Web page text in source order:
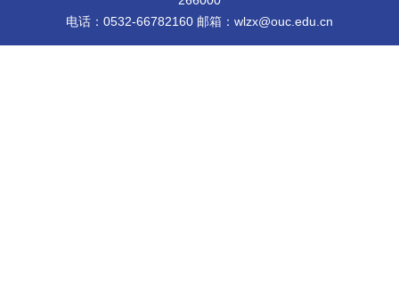
电话：0532-66782160 邮箱：wlzx@ouc.edu.cn